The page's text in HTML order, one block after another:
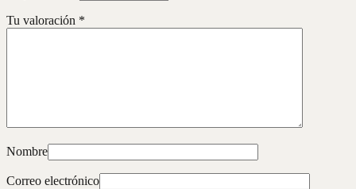
Tu valoración *
Nombre
Correo electrónico